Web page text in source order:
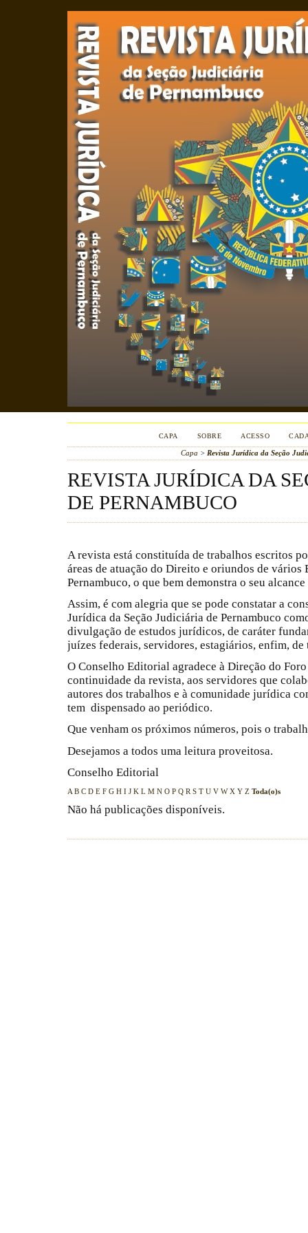
CAPA SOBRE ACESSO
Capa > Revista Jurídica da Seção
REVISTA JURÍDICA DA
DE PERNAMBUCO
A revista está constituída de trabalhos escritos
áreas de atuação do Direito e oriundos de vários
Pernambuco, o que bem demonstra o seu
Assim, é com alegria que se pode constatar a
Jurídica da Seção Judiciária de Pernambuco
divulgação de estudos jurídicos, de caráter
juízes federais, servidores, estagiários, enfim,
O Conselho Editorial agradece à Direção do
continuidade da revista, aos servidores que
autores dos trabalhos e à comunidade jurídica
tem dispensado ao periódico.
Que venham os próximos números, pois o
Desejamos a todos uma leitura proveitosa.
Conselho Editorial
A B C D E F G H I J K L M N O P Q R S T U V W X Y Z Toda(o)s
Não há publicações disponíveis.